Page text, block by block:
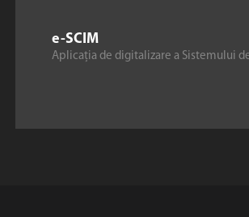
e-SCIM
Aplicația de digitalizare a Sistemului